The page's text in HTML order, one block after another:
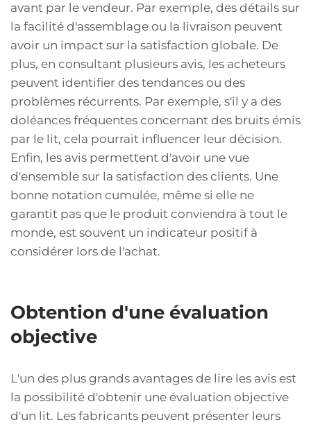
avant par le vendeur. Par exemple, des détails sur
la facilité d'assemblage ou la livraison peuvent
avoir un impact sur la satisfaction globale. De
plus, en consultant plusieurs avis, les acheteurs
peuvent identifier des tendances ou des
problèmes récurrents. Par exemple, s'il y a des
doléances fréquentes concernant des bruits émis
par le lit, cela pourrait influencer leur décision.
Enfin, les avis permettent d'avoir une vue
d'ensemble sur la satisfaction des clients. Une
bonne notation cumulée, même si elle ne
garantit pas que le produit conviendra à tout le
monde, est souvent un indicateur positif à
considérer lors de l'achat.
Obtention d'une évaluation
objective
L'un des plus grands avantages de lire les avis est
la possibilité d'obtenir une évaluation objective
d'un lit. Les fabricants peuvent présenter leurs